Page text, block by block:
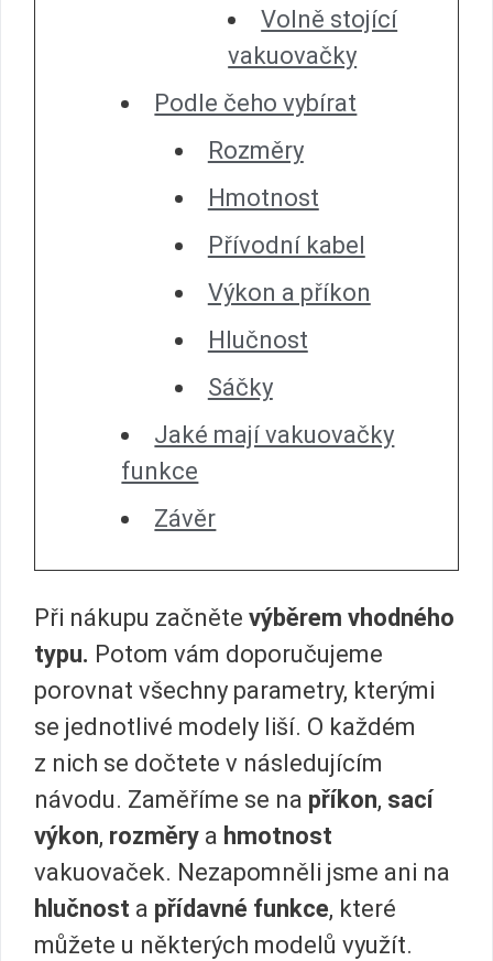
Volně stojící
vakuovačky
Podle čeho vybírat
Rozměry
Hmotnost
Přívodní kabel
Výkon a příkon
Hlučnost
Sáčky
Jaké mají vakuovačky
funkce
Závěr
Při nákupu začněte výběrem vhodného
typu. Potom vám doporučujeme
porovnat všechny parametry, kterými
se jednotlivé modely liší. O každém
z nich se dočtete v následujícím
návodu. Zaměříme se na příkon, sací
výkon, rozměry a hmotnost
vakuovaček. Nezapomněli jsme ani na
hlučnost a přídavné funkce, které
můžete u některých modelů využít.